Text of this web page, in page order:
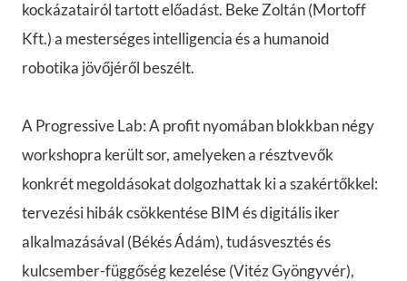
kockázatairól tartott előadást. Beke Zoltán (Mortoff
Kft.) a mesterséges intelligencia és a humanoid
robotika jövőjéről beszélt.
A Progressive Lab: A profit nyomában blokkban négy
workshopra került sor, amelyeken a résztvevők
konkrét megoldásokat dolgozhattak ki a szakértőkkel:
tervezési hibák csökkentése BIM és digitális iker
alkalmazásával (Békés Ádám), tudásvesztés és
kulcsember-függőség kezelése (Vitéz Gyöngyvér),